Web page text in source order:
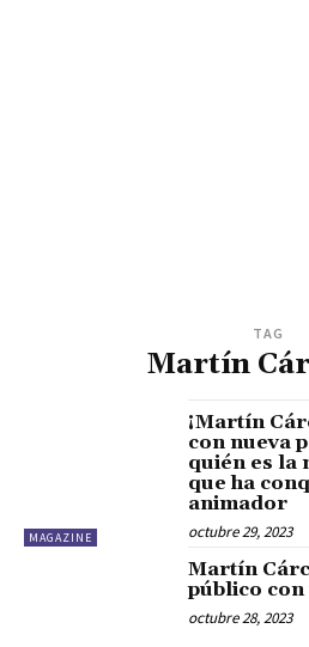
TAG
Martín
MAGAZINE
¡Martín
con nueva
quién es la
que ha
animador
octubre 29, 2023
Martín
público
octubre 28, 2023